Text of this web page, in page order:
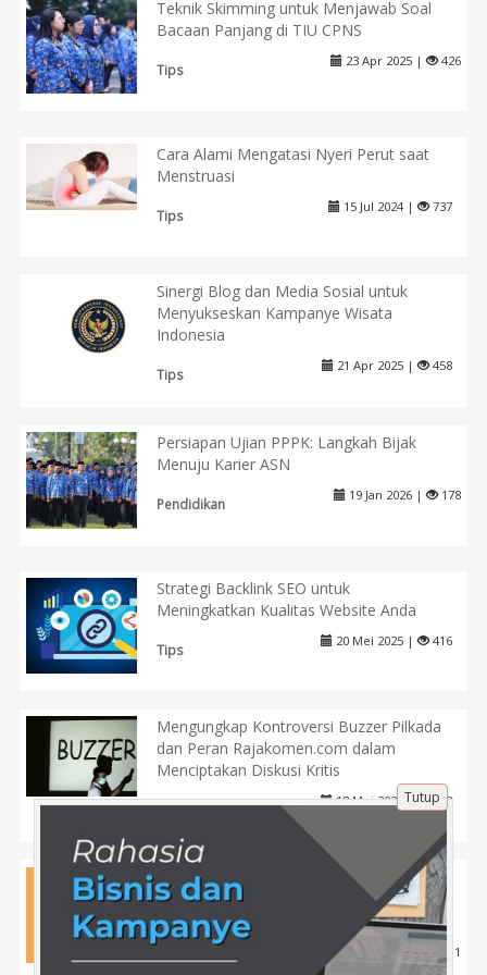
Teknik Skimming untuk Menjawab Soal
Bacaan Panjang di TIU CPNS
Tips
23 Apr 2025 | 426
Cara Alami Mengatasi Nyeri Perut saat
Menstruasi
Tips
15 Jul 2024 | 737
Sinergi Blog dan Media Sosial untuk
Menyukseskan Kampanye Wisata
Indonesia
Tips
21 Apr 2025 | 458
Persiapan Ujian PPPK: Langkah Bijak
Menuju Karier ASN
Pendidikan
19 Jan 2026 | 178
Strategi Backlink SEO untuk
Meningkatkan Kualitas Website Anda
Tips
20 Mei 2025 | 416
Mengungkap Kontroversi Buzzer Pilkada
dan Peran Rajakomen.com dalam
Menciptakan Diskusi Kritis
Politik
18 Mei 2025 | 438
Konsistensi Belajar SNBT Kedokteran
sebagai Kunci Lolos Fakultas Kedokteran
melalui Tryout.id
Pendidikan
25 Apr 2026 | 111
Tutup